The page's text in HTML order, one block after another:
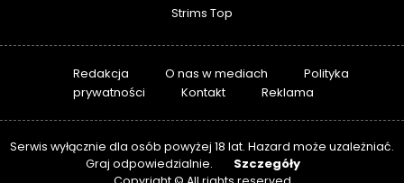
Strims Top
Redakcja O nas w mediach
Polityka
prywatności
Kontakt Reklama
Serwis wyłącznie dla osób powyżej 18 lat. Hazard może uzależniać.
Graj odpowiedzialnie.
Szczegóły